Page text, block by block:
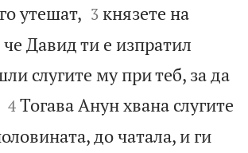
утешат,
3 князете на
Давид ти е изпратил
слугите му при теб, за да

4 Тогава Анун хвана слугите
до чатала, и ги